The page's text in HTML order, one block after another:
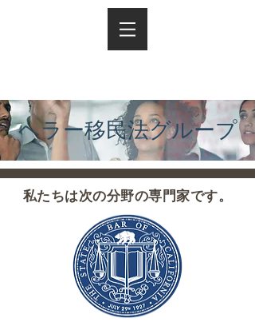
ヘラー移民法グループ
私たちは次の分野の専門家です。